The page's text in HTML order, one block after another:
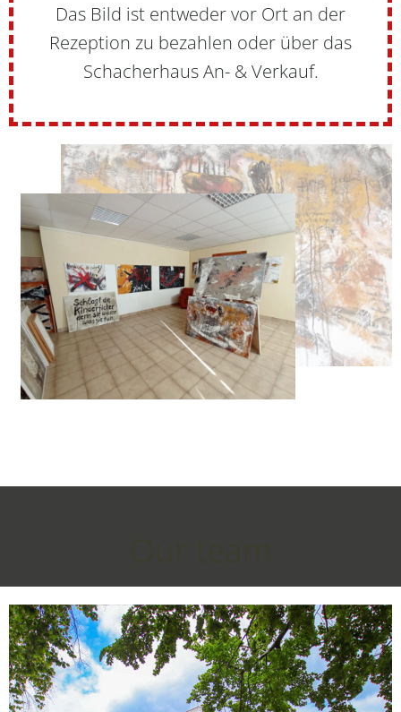
Das Bild ist entweder vor Ort an der
Rezeption zu bezahlen oder über das
Schacherhaus An- & Verkauf.